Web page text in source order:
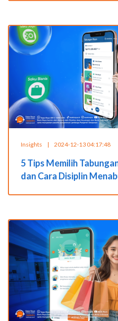
Insights | 2024-12-13 04:17:48
5 Tips Memilih
dan Cara Disiplin